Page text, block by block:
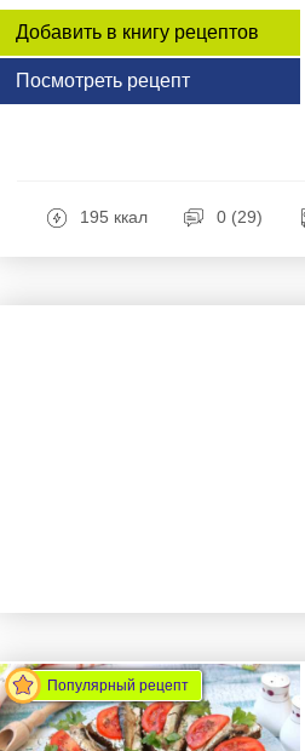
Добавить в книгу рецептов
Посмотреть рецепт
195 ккал 0 (29)
Популярный рецепт